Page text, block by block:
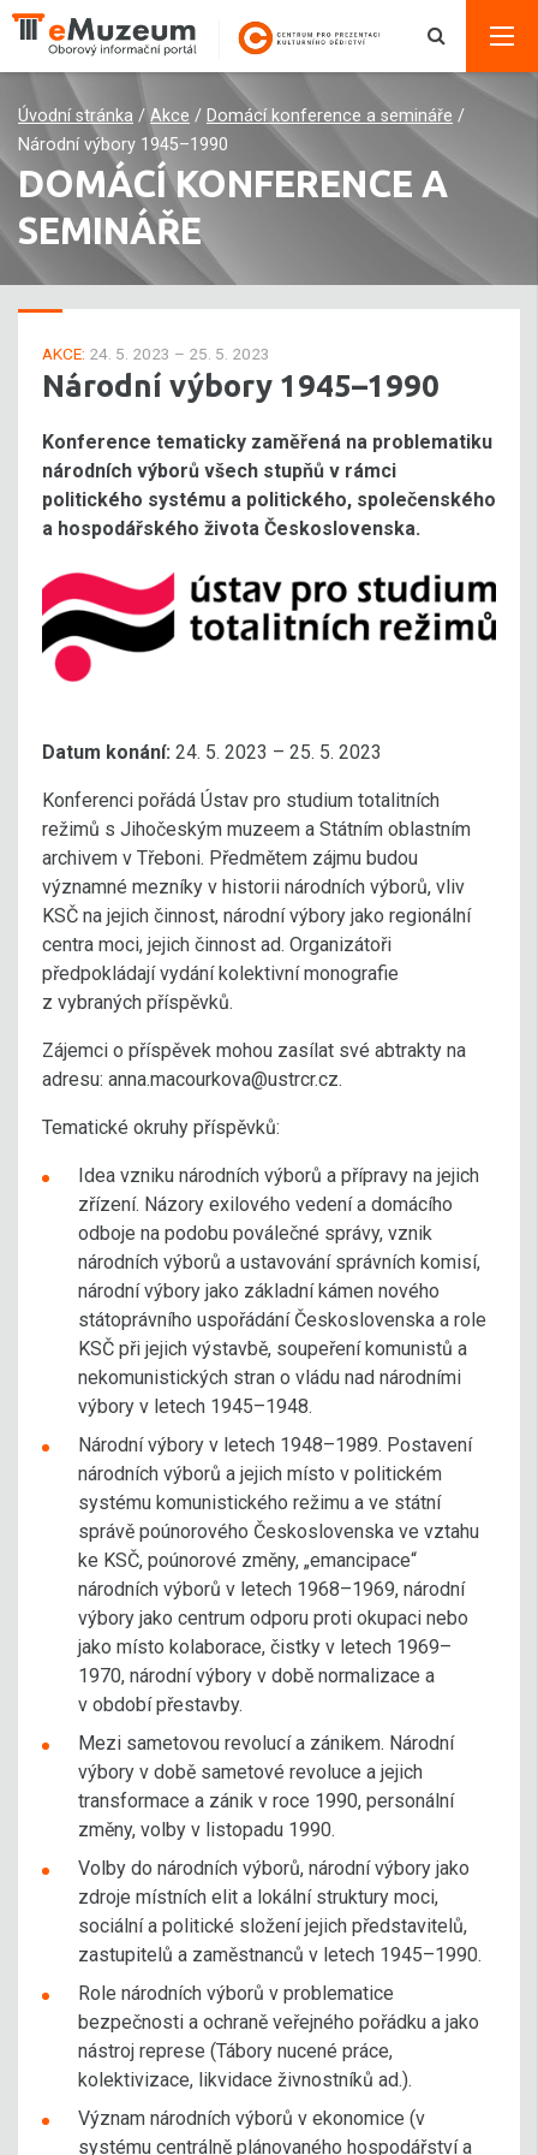
Úvodní stránka / Akce / Domácí konference a semináře /
Národní výbory 1945–1990
DOMÁCÍ KONFERENCE A
SEMINÁŘE
AKCE: 24. 5. 2023 – 25. 5. 2023
Národní výbory 1945–1990
Konference tematicky zaměřená na problematiku
národních výborů všech stupňů v rámci
politického systému a politického, společenského
a hospodářského života Československa.
Datum konání: 24. 5. 2023 – 25. 5. 2023
Konferenci pořádá Ústav pro studium totalitních
režimů s Jihočeským muzeem a Státním oblastním
archivem v Třeboni. Předmětem zájmu budou
významné mezníky v historii národních výborů, vliv
KSČ na jejich činnost, národní výbory jako regionální
centra moci, jejich činnost ad. Organizátoři
předpokládají vydání kolektivní monografie
z vybraných příspěvků.
Zájemci o příspěvek mohou zasílat své abtrakty na
adresu: anna.macourkova@ustrcr.cz.
Tematické okruhy příspěvků:
Idea vzniku národních výborů a přípravy na jejich
zřízení. Názory exilového vedení a domácího
odboje na podobu poválečné správy, vznik
národních výborů a ustavování správních komisí,
národní výbory jako základní kámen nového
státoprávního uspořádání Československa a role
KSČ při jejich výstavbě, soupeření komunistů a
nekomunistických stran o vládu nad národními
výbory v letech 1945–1948.
Národní výbory v letech 1948–1989. Postavení
národních výborů a jejich místo v politickém
systému komunistického režimu a ve státní
správě poúnorového Československa ve vztahu
ke KSČ, poúnorové změny, „emancipace“
národních výborů v letech 1968–1969, národní
výbory jako centrum odporu proti okupaci nebo
jako místo kolaborace, čistky v letech 1969–
1970, národní výbory v době normalizace a
v období přestavby.
Mezi sametovou revolucí a zánikem. Národní
výbory v době sametové revoluce a jejich
transformace a zánik v roce 1990, personální
změny, volby v listopadu 1990.
Volby do národních výborů, národní výbory jako
zdroje místních elit a lokální struktury moci,
sociální a politické složení jejich představitelů,
zastupitelů a zaměstnanců v letech 1945–1990.
Role národních výborů v problematice
bezpečnosti a ochraně veřejného pořádku a jako
nástroj represe (Tábory nucené práce,
kolektivizace, likvidace živnostníků ad.).
Význam národních výborů v ekonomice (v
systému centrálně plánovaného hospodářství a